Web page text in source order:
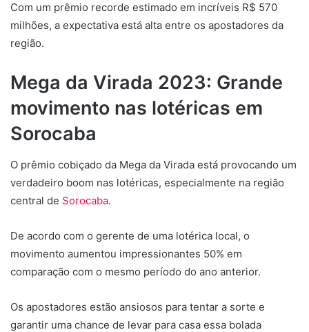
Com um prêmio recorde estimado em incríveis R$ 570
milhões, a expectativa está alta entre os apostadores da
região.
Mega da Virada 2023: Grande
movimento nas lotéricas em
Sorocaba
O prêmio cobiçado da Mega da Virada está provocando um
verdadeiro boom nas lotéricas, especialmente na região
central de Sorocaba.
De acordo com o gerente de uma lotérica local, o
movimento aumentou impressionantes 50% em
comparação com o mesmo período do ano anterior.
Os apostadores estão ansiosos para tentar a sorte e
garantir uma chance de levar para casa essa bolada